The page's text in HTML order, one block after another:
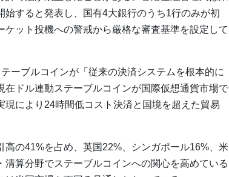
すると発表し、国有4大銀行のうち1行のみが初
ット投機への警戒から厳格な審査基準を設定して
ーブルコインが「従来の決済システムを根本的に
ドル連動ステーブルコインが国際仮想通貨市場で
により24時間低コスト決済と国境を超えた貿易
高の41%を占め、英国22%、シンガポール16%、米
清算分野でステーブルコインへの関心を高めている